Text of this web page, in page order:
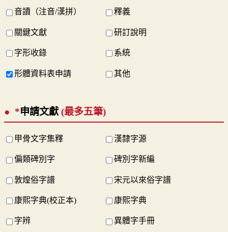
音讀（注音/漢拼） 釋義
關鍵文獻 研訂說明
字形收錄 系統
形體資料表申請 其他
*申請文獻(最多五筆)
甲骨文字集釋 漢隸字源
偏類碑別字 碑別字新編
敦煌俗字譜 宋元以來俗字譜
康熙字典(校正本) 康熙字典
字辨 異體字手冊